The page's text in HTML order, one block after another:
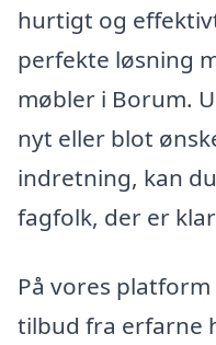
hurtigt og
perfekte løsning
møbler i Borum.
nyt eller blot
indretning, kan
fagfolk, der er
På vores
tilbud fra erfarne